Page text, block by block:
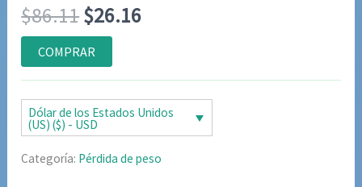
con5.00 de
5 en base a
valoraciones
de clientes
$86.11El
precio
original
era:
$86.11.
$26.16El
actual
es:
$26.16.
COMPRAR
Dólar de los Estados Unidos
(US) ($) - USD
Categoría: Pérdida de peso